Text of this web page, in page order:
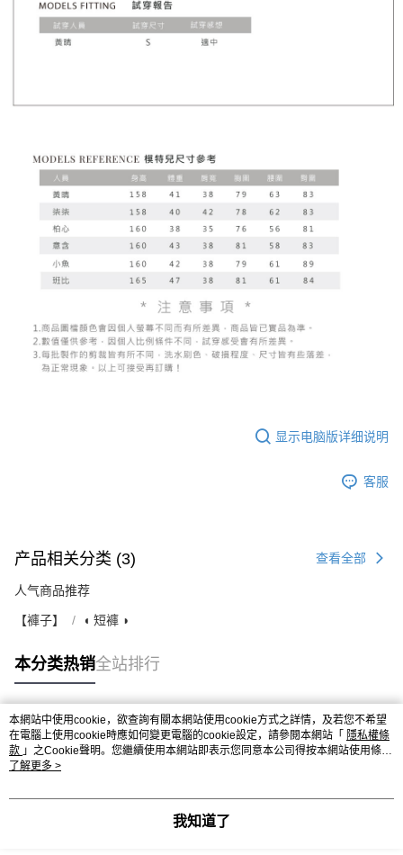
显示电脑版详细说明
客服
产品相关分类 (3) 查看全部
人气商品推荐
【褲子】 ◖ 短褲 ◗
本分类热销全站排行
热门标签
本網站中使用cookie，欲查詢有關本網站使用cookie方式之詳情，及若您不希望
在電腦上使用cookie時應如何變更電腦的cookie設定，請參閱本網站「 隱私權條
款 」之Cookie聲明。您繼續使用本網站即表示您同意本公司得按本網站使用條款
之Cookie聲明使用cookie。
了解更多 >
我知道了